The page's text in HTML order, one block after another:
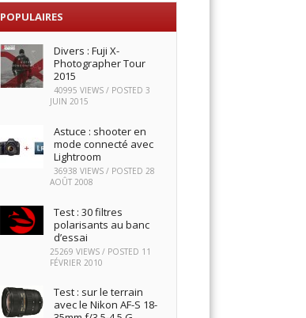
POPULAIRES
Divers : Fuji X-
Photographer Tour
2015
40995 VIEWS / POSTED3
JUIN 2015
Astuce : shooter en
mode connecté avec
Lightroom
36938 VIEWS / POSTED28
AOÛT 2008
Test : 30 filtres
polarisants au banc
d’essai
25269 VIEWS / POSTED 11
FÉVRIER 2010
Test : sur le terrain
avec le Nikon AF-S 18-